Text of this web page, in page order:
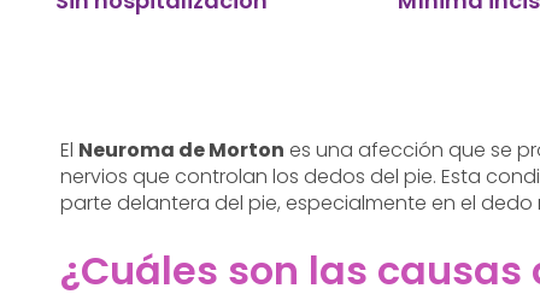
El Neuroma de Morton es una afección que se
nervios que controlan los dedos del pie. Esta
parte delantera del pie, especialmente en el dedo
¿Cuáles son las